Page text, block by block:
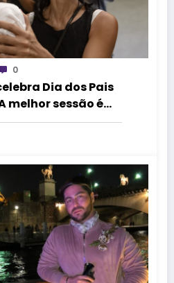
0
Dia dos Pais
melhor sessão é